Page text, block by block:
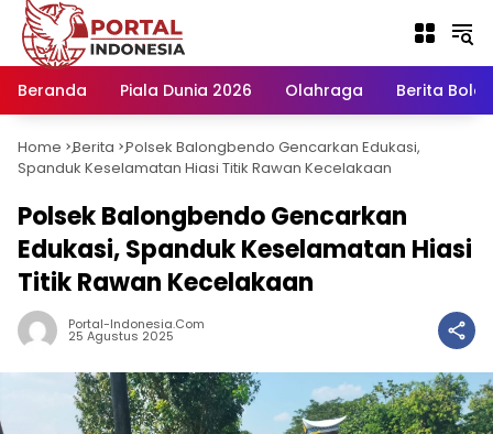
Langsung
konten
Beranda
Piala Dunia 2026 Olahraga Berita Bola
Home -
Berita -
Polsek Balongbendo Gencarkan Edukasi,
Spanduk Keselamatan Hiasi Titik Rawan Kecelakaan
Polsek Balongbendo Gencarkan
Edukasi, Spanduk Keselamatan Hiasi
Titik Rawan Kecelakaan
Portal-Indonesia.com
25 Agustus 2025